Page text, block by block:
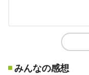
みんなの感想